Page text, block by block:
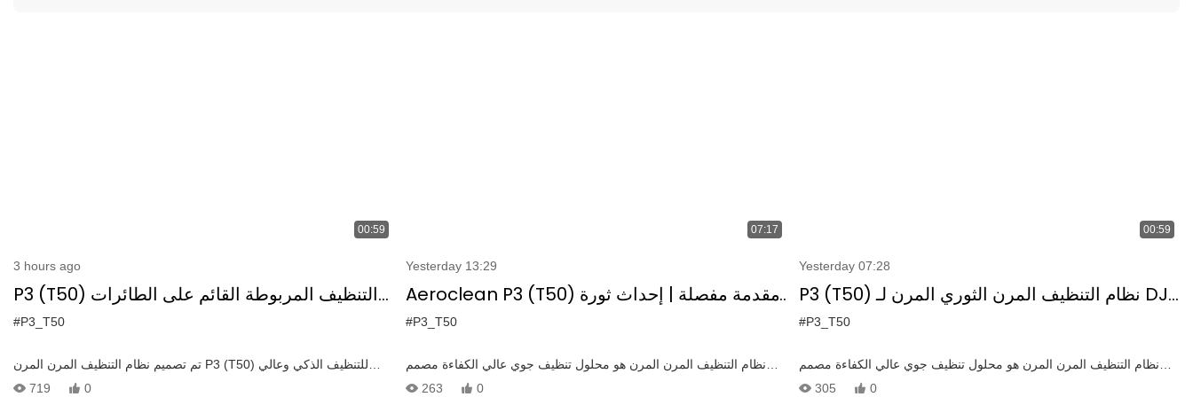
00:59
3 hours ago
P3 (T50) التنظيف المربوطة القائم على الطائرات
بدون طيار | طريقة أكثر ذكاءً لغسل واجهات البناء
#P3_T50
تم تصميم نظام التنظيف المرن المرن P3 (T50) للتنظيف الذكي وعالي
الكفاءة. تم نشره في مبنى في منطقة Shenzhen Futian ، وأظهر تنظيف
719 0
07:17
Yesterday 13:29
Aeroclean P3 (T50) مقدمة مفصلة | إحداث ثورة
في تنظيف الطائرات بدون طيار
#P3_T50
نظام التنظيف المرن المرن هو محلول تنظيف جوي عالي الكفاءة مصمم
للطائرات بدون طيار مثل DJI M300/350. إنه يوفر تنظيفًا قويًا للضغط مع
263 0
00:59
Yesterday 07:28
P3 (T50) نظام التنظيف المرن الثوري المرن لـ DJI
#P3_T50
نظام التنظيف المرن المرن هو محلول تنظيف جوي عالي الكفاءة مصمم
للطائرات بدون طيار مثل DJI M300/350. إنه يوفر تنظيفًا قويًا للضغط
305 0